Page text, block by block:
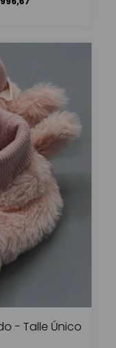
- Talle Único